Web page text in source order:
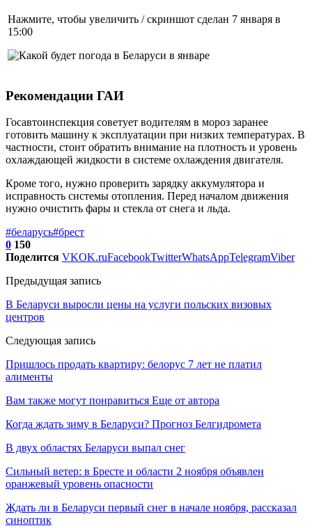
Нажмите, чтобы увеличить / скриншот сделан 7 января в
15:00
Рекомендации ГАИ
Госавтоинспекция советует водителям в мороз заранее
готовить машину к эксплуатации при низких температурах. В
частности, стоит обратить внимание на плотность и уровень
охлаждающей жидкости в системе охлаждения двигателя.
Кроме того, нужно проверить зарядку аккумулятора и
исправность системы отопления. Перед началом движения
нужно очистить фары и стекла от снега и льда.
#беларусь#брест
0 150
Поделится VKOK.ruFacebookTwitterWhatsAppTelegramViber
Предыдущая запись
В Беларуси выросли цены на услуги польских визовых
центров
Следующая запись
Пришлось продать квартиру: белорус 7 лет не платил
алименты
Вам также могут понравиться Еще от автора
Когда ждать зиму в Беларуси? Прогноз Белгидромета
В двух областях Беларуси выпал снег
Сильный ветер: в Бресте и области 2 ноября объявлен
оранжевый уровень опасности
Ждать ли в Беларуси первый снег в начале ноября, рассказал
синоптик